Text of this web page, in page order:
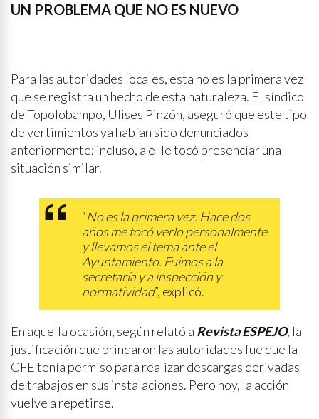
UN PROBLEMA QUE NO ES NUEVO
Para las autoridades locales, esta no es la primera vez
que se registra un hecho de esta naturaleza. El síndico
de Topolobampo, Ulises Pinzón, aseguró que este tipo
de vertimientos ya habían sido denunciados
anteriormente; incluso, a él le tocó presenciar una
situación similar.
“No es la primera vez. Hace dos
años me tocó verlo personalmente
y llevamos el tema ante el
Ayuntamiento. Fuimos a la
secretaría y a inspección y
normatividad”, explicó.
En aquella ocasión, según relató a Revista ESPEJO, la
justificación que brindaron las autoridades fue que la
CFE tenía permiso para realizar descargas derivadas
de trabajos en sus instalaciones. Pero hoy, la acción
vuelve a repetirse.